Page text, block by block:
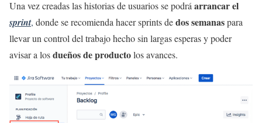
Una vez creadas las historias de usuarios se podrá arrancar el
sprint, donde se recomienda hacer sprints dedos semanaspara
llevar un control del trabajo hecho sin largas esperas y poder
avisar a losdueños de productolos avances.